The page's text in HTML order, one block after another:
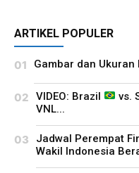
ARTIKEL POPULER
Gambar dan
VIDEO: Brazil vs.
VNL...
Jadwal Perempat
Wakil Indonesia